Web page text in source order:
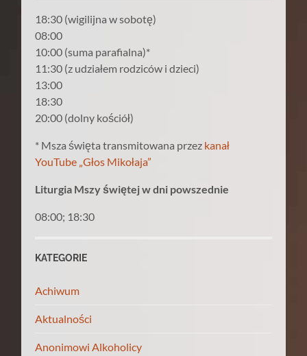
18:30 (wigilijna w sobotę)
08:00
10:00 (suma parafialna)*
11:30 (z udziałem rodziców i dzieci)
13:00
18:30
20:00 (dolny kościół)
* Msza święta transmitowana przez kanał
YouTube „Głos Mikołaja”
Liturgia Mszy świętej w dni powszednie
08:00; 18:30
KATEGORIE
Achiwum
Aktualności
Anonimowi Alkoholicy